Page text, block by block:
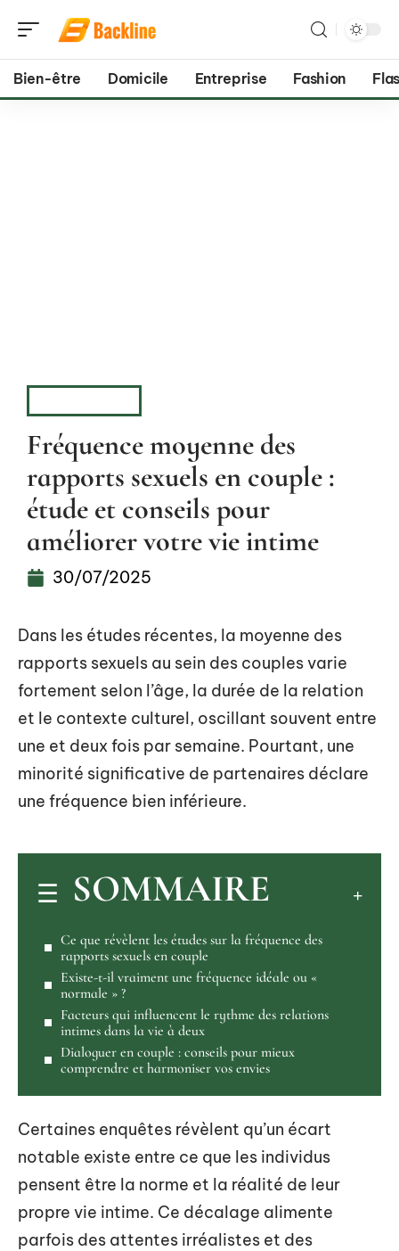
Bien-être Domicile Entreprise Fashion
Fréquence moyenne des
rapports sexuels en couple :
étude et conseils pour
améliorer votre vie intime
30/07/2025
Dans les études récentes, la moyenne des
rapports sexuels au sein des couples varie
fortement selon l’âge, la durée de la relation
et le contexte culturel, oscillant souvent entre
une et deux fois par semaine. Pourtant, une
minorité significative de partenaires déclare
une fréquence bien inférieure.
SOMMAIRE
Ce que révèlent les études sur la fréquence des
rapports sexuels en couple
Existe-t-il vraiment une fréquence idéale ou «
normale » ?
Facteurs qui influencent le rythme des relations
intimes dans la vie à deux
Dialoguer en couple : conseils pour mieux
comprendre et harmoniser vos envies
Certaines enquêtes révèlent qu’un écart
notable existe entre ce que les individus
pensent être la norme et la réalité de leur
propre vie intime. Ce décalage alimente
parfois des attentes irréalistes et des